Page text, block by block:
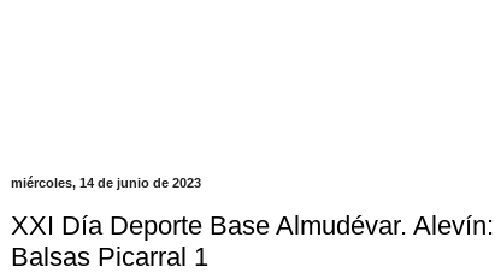
miércoles, 14 de junio de 2023
XXI Día Deporte Base Almudévar.
Balsas Picarral 1